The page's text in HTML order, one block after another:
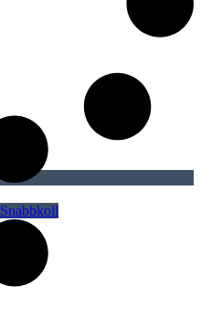
Snabbkoll